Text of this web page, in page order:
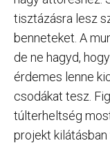
tisztázásra lesz
benneteket. A
de ne hagyd,
érdemes lenne
csodákat tesz.
túlterheltség
projekt kilátásban